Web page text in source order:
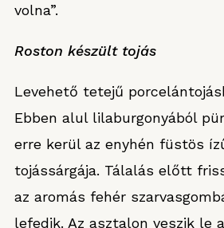
volna”.
Roston készült tojás
Levehető tetejű
Ebben alul lilaburgonyából
erre kerül az enyhén füstös
tojássárgája. Tálalás előtt
az aromás fehér
lefedik. Az asztalon veszik le